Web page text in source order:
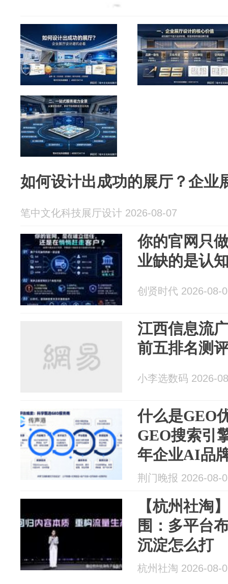
如何设计出成功的展厅？企业
笔中文化科技展厅设计 2026-08-07
你的官网只
业缺的是认
创贤时代 2026-08-
江西信息流
前五排名测
小李选数码 2026-
什么是GEO
GEO搜索引
年企业AI品
荆门晚报 2026-08-
【杭州社淘
围：多平台
沉淀怎么打
杭州社淘 2026-08-